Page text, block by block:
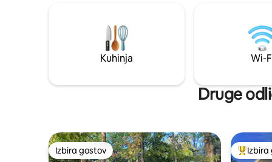
velik zastekljen zimski vrt *Centralna
klimatska naprava in ogrevanje *Kamini
na plin in les *Internetni dostop Bruce Tel
* Masažna kad za 6 oseb *Ognjišče *2
pokrajinskem parku McGregor Point
opazujte
večerji v
uživajte
Kuhinja Wi-
Druge
Izbira gostov
Izbira gostov Najbolj
Izbira